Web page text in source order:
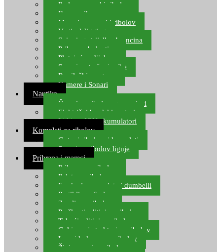
Perle za morski ribolov
Brum prihrana za more
Mamci za morski ribolov
Vertical Jigging
Spinning strijelke, brancina
Pribor za bolentino
Plutajuća odijela
Sonari za traženje ribe
Ronilački program
Kamere i Sonari
Nautika
Čamci za ribolov, gumenjaci
Električni brodski motori
Lithium ION akumulatori
Kompleti za ribolov
Gotovi ribolovni kompleti
Setovi za ribolov lignje
Prihrana i mamci
Prihrana za ribolov
Pelete za ribolov
Feeder lovne pelete i dumbelli
Partikli za ribolov
Zemlja za ribolov
Praškasti aditivi za ribolov
Tekući aditivi za ribolov
Gel i sprej atraktori za ribolov
Lovni kukuruz za ribolov
Živi mamci za ribolov